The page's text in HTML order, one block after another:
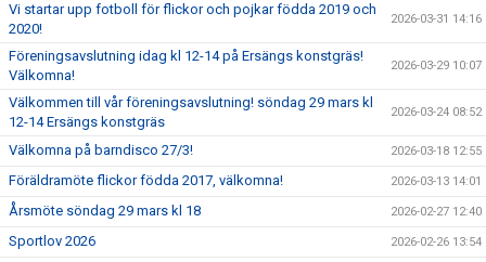
Vi startar upp fotboll för flickor och pojkar födda 2019 och
2020!
2026-03-31 14:16
Föreningsavslutning idag kl 12-14 på Ersängs konstgräs!
Välkomna!
2026-03-29 10:07
Välkommen till vår föreningsavslutning! söndag 29 mars kl
12-14 Ersängs konstgräs
2026-03-24 08:52
Välkomna på barndisco 27/3! 2026-03-18 12:55
Föräldramöte flickor födda 2017, välkomna! 2026-03-13 14:01
Årsmöte söndag 29 mars kl 18 2026-02-27 12:40
Sportlov 2026 2026-02-26 13:54